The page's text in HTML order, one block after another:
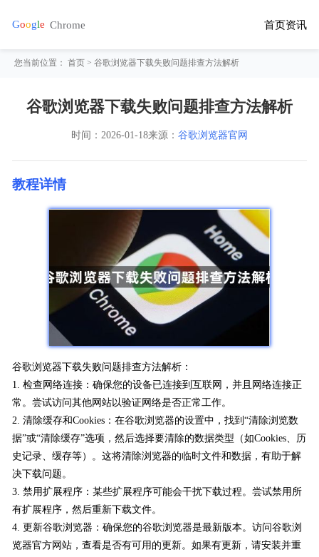
首页资讯
您当前位置：首页 > 谷歌浏览器下载失败问题排查方法解析
谷歌浏览器下载失败问题排查方法解析
时间： 2026-01-18来源： 谷歌浏览器官网
教程详情
谷歌浏览器下载失败问题排查方法解析：
1. 检查网络连接：确保您的设备已连接到互联网，并且网络连接正
常。尝试访问其他网站以验证网络是否正常工作。
2. 清除缓存和Cookies：在谷歌浏览器的设置中，找到“清除浏览数
据”或“清除缓存”选项，然后选择要清除的数据类型（如Cookies、历
史记录、缓存等）。这将清除浏览器的临时文件和数据，有助于解
决下载问题。
3. 禁用扩展程序：某些扩展程序可能会干扰下载过程。尝试禁用所
有扩展程序，然后重新下载文件。
4. 更新谷歌浏览器：确保您的谷歌浏览器是最新版本。访问谷歌浏
览器官方网站，查看是否有可用的更新。如果有更新，请安装并重